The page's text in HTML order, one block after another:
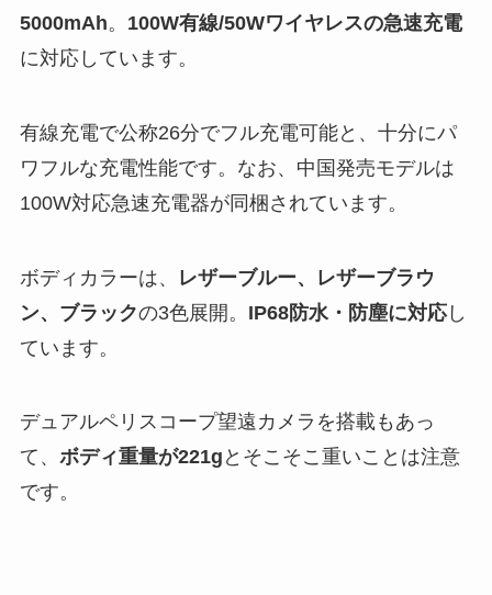
5000mAh。 100W有線/50Wワイヤレスの急速充電
に対応しています。
有線充電で公称26分でフル充電可能と、十分にパ
ワフルな充電性能です。なお、中国発売モデルは
100W対応急速充電器が同梱されています。
ボディカラーは、
レザーブルー、レザーブラウ
ン、ブラックの3色展開。 IP68防水・防塵に対応し
ています。
デュアルペリスコープ望遠カメラを搭載もあっ
て、 ボディ重量が221g とそこそこ重いことは注意
です。